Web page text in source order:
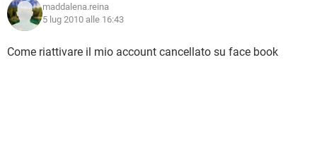
maddalena.reina
5 lug 2010 alle 16:43
Come riattivare il mio account cancellato su face book